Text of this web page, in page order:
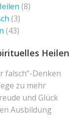
(8)
(3)
(43)
Heilen
falsch“-Denken
zu mehr
und Glück
Ausbildung